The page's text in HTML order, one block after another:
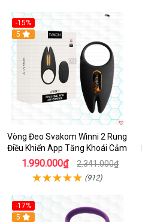
-15%
Hot
5
Vòng Đeo Svakom Winni 2 Rung
Điều Khiển App Tăng Khoái Cảm
1.990.000₫ 2.341.000₫
(912)
-17%
Hot
5